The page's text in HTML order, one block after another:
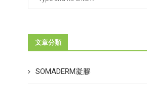
文章分類
SOMADERM凝膠